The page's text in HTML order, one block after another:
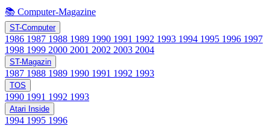
📚 Computer-Magazine
ST-Computer
1986 1987 1988 1989 1990 1991 1992 1993 1994 1995 1996 1997
1998 1999 2000 2001 2002 2003 2004
ST-Magazin
1987 1988 1989 1990 1991 1992 1993
TOS
1990 1991 1992 1993
Atari Inside
1994 1995 1996